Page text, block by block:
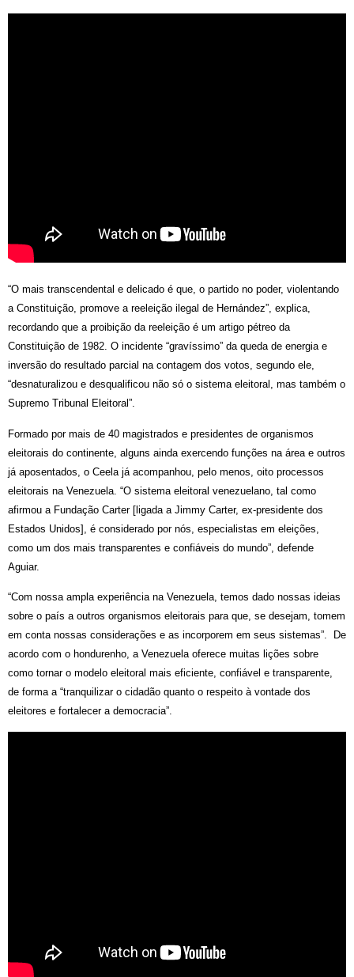
“O mais transcendental e delicado é que, o partido no poder, violentando
a Constituição, promove a reeleição ilegal de Hernández”, explica,
recordando que a proibição da reeleição é um artigo pétreo da
Constituição de 1982. O incidente “gravíssimo” da queda de energia e
inversão do resultado parcial na contagem dos votos, segundo ele,
“desnaturalizou e desqualificou não só o sistema eleitoral, mas também o
Supremo Tribunal Eleitoral”.
Formado por mais de 40 magistrados e presidentes de organismos
eleitorais do continente, alguns ainda exercendo funções na área e outros
já aposentados, o Ceela já acompanhou, pelo menos, oito processos
eleitorais na Venezuela. “O sistema eleitoral venezuelano, tal como
afirmou a Fundação Carter [ligada a Jimmy Carter, ex-presidente dos
Estados Unidos], é considerado por nós, especialistas em eleições,
como um dos mais transparentes e confiáveis do mundo”, defende
Aguiar.
“Com nossa ampla experiência na Venezuela, temos dado nossas ideias
sobre o país a outros organismos eleitorais para que, se desejam, tomem
em conta nossas considerações e as incorporem em seus sistemas”. De
acordo com o hondurenho, a Venezuela oferece muitas lições sobre
como tornar o modelo eleitoral mais eficiente, confiável e transparente,
de forma a “tranquilizar o cidadão quanto o respeito à vontade dos
eleitores e fortalecer a democracia”.